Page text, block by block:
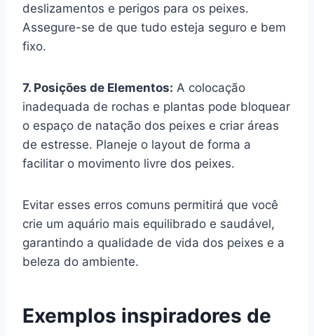
deslizamentos e perigos para os peixes.
Assegure-se de que tudo esteja seguro e bem
fixo.
7. Posições de Elementos: A colocação
inadequada de rochas e plantas pode bloquear
o espaço de natação dos peixes e criar áreas
de estresse. Planeje o layout de forma a
facilitar o movimento livre dos peixes.
Evitar esses erros comuns permitirá que você
crie um aquário mais equilibrado e saudável,
garantindo a qualidade de vida dos peixes e a
beleza do ambiente.
Exemplos inspiradores de